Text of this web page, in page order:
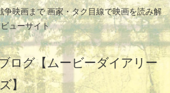
映画まで 画家・タク目線で映画を読み解
ューサイト
ログ【ムービーダイアリー
ズ】